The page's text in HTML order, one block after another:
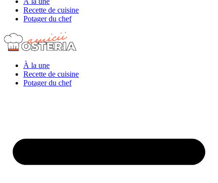
Recette de cuisine
Potager du chef
À la une
Recette de cuisine
Potager du chef